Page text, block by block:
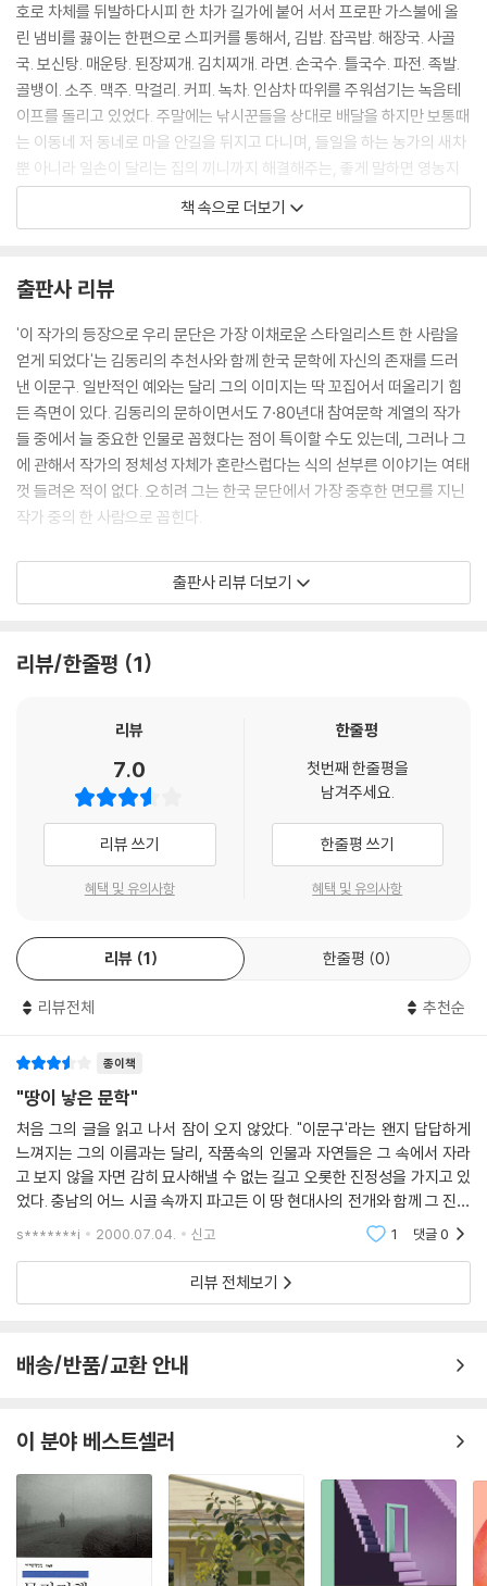
호로 차체를 뒤발하다시피 한 차가 길가에 붙어 서서 프로판 가스불에 올
린 냄비를 끓이는 한편으로 스피커를 통해서, 김밥. 잡곡밥. 해장국. 사골
국. 보신탕. 매운탕. 된장찌개. 김치찌개. 라면. 손국수. 틀국수. 파전. 족발.
골뱅이. 소주. 맥주. 막걸리. 커피. 녹차. 인삼차 따위를 주워섬기는 녹음테
이프를 돌리고 있었다. 주말에는 낚시꾼들을 상대로 배달을 하지만 보통때
는 이동네 저 동네로 마을 안길을 뒤지고 다니며, 들일을 하는 농가의 새차
뿐 아니라 일손이 달리는 집의 끼니까지 해결해주는, 좋게 말하면 영농지
원 이동주방차인 셈이었다.
--- P.39
<관촌수필>은 우리네 마음자리 밑바닥에 가라앉아 있는 한국적 유토피아
래의 언어로는 감당할 수 없는, 한민족의 정서로써만 표현과 이해가 가능
한 정복(淨福)의 두레공동체일 터이다. 그 공동체 안에서는 어른의 코골
음과 부엉이의 울음과 강아지의 꿈꾸기가 서로 넘나들며 뒤섞인다. 자연과
동물과 인간이 구분되지 않고 어우러지는 원유오가 합일의 시공간이 그 곳
이다.
--- p.
<관촌수필>은 우리네 마음자리 밑바닥에 가라앉아 있는 한국적 유토피아
에 대한 향수를 자극한다. 그것은 사실 유토피아니 무릉도원이니 하는 박
래의 언어로는 감당할 수 없는, 한민족의 정서로써만 표현과 이해가 가능
한 정복(淨福)의 두레공동체일 터이다. 그 공동체 안에서는 어른의 코골
동물과 인간이 구분되지 않고 어우러지는 원유오가 합일의 시공간이 그 곳
책 속으로 더보기
출판사 리뷰
'이 작가의 등장으로 우리 문단은 가장 이채로운 스타일리스트 한 사람을
얻게 되었다'는 김동리의 추천사와 함께 한국 문학에 자신의 존재를 드러
낸 이문구. 일반적인 예와는 달리 그의 이미지는 딱 꼬집어서 떠올리기 힘
든 측면이 있다. 김동리의 문하이면서도 7·80년대 참여문학 계열의 작가
들 중에서 늘 중요한 인물로 꼽혔다는 점이 특이할 수도 있는데, 그러나 그
에 관해서 작가의 정체성 자체가 혼란스럽다는 식의 섣부른 이야기는 여태
껏 들려온 적이 없다. 오히려 그는 한국 문단에서 가장 중후한 면모를 지닌
작가 중의 한 사람으로 꼽힌다.
그의 소설들을 읽어보면 우리의 현대사란 과연 사회적 현실을 있는 그대로
말하는 것만으로도 억압받고 해코지당해야 했던 그런 극악함으로 점철되
론, 그 유머는 그렇게 단순한 성격만은 아니다. 해설을 맡은 평론가 김인환
에 서 있다. 즉 대화에 의도적인 풍자와 해학을 삽입하고 인물의 행동을 정
的) 거리를 유지하고 있다는 것이다.
계속해서 김인환을 인용하자면 이문구 소설의 골계효과는 인간이 물건과
같은 인상을 줄 때에 터져나오는 침통한 웃음으로서 자본주의 사회의 물신
성(物神性)을 반영한다. 아울러 그는 '농촌을 한국사회의 외딴 섬으로 묘
킨다. 농촌도 자본주의 사회의 재생산양식 안에 있으며 상품사회의 자기보
존을 위한 투쟁에서 벗어나 있지 않다는 것이 이문구의 현실인식이다'. 이
작가가 계속 농촌을 이야기한다 해서, 또는 작품 속에 엄청난 사투리를 집
어넣고 있다 해서 어떤 토속취미 같은 것으로 착각해서는 안될 것이다. 현
들 모두의 신산한 삶과 직결되고 있기 때문이다.
이문구의 소설은 요컨대 가장 빼어난 스타일리스트에 의해 씌어진 우리 시
대의 가장 훌륭한 '사실주의적' 소설임에 틀림없다.
출판사 리뷰 더보기
리뷰/한줄평 1
리뷰
7.0
리뷰 쓰기
혜택 및 유의사항
한줄평
첫번째 한줄평을
남겨주세요.
한줄평 쓰기
혜택 및 유의사항
리뷰 1 한줄평 0
리뷰전체 추천순
종이책
"땅이 낳은 문학"
처음 그의 글을 읽고 나서 잠이 오지 않았다. "이문구'라는 왠지 답답하게
느껴지는 그의 이름과는 달리, 작품속의 인물과 자연들은 그 속에서 자라
고 보지 않을 자면 감히 묘사해낼 수 없는 길고 오롯한 진정성을 가지고 있
었다. 충남의 어느 시골 속까지 파고든 이 땅 현대사의 전개와 함께 그 진정
성은 부침과 변화와 한으로 변해나간다. 이라는 향기로운 제목과 함께 작
s*******i 2000.07.04. 신고 1 댓글0
리뷰 전체보기
배송/반품/교환 안내
이 분야 베스트셀러